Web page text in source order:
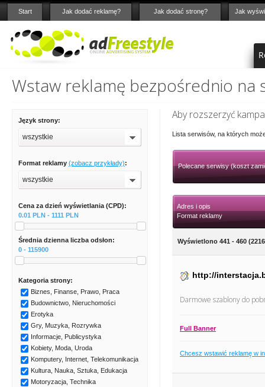
Start Jak dodać reklamę? Jak dodać stronę? Jak
Wstaw reklamę bezpośrednio na
Język strony:
wszystkie
Format reklamy (zobacz przykłady):
wszystkie
Cena za dzień wyświetlania (CPD):
0.01 PLN - 1111 PLN
Średnia dzienna liczba odsłon:
0 - 115900
Kategoria strony:
Biznes, Finanse, Prawo, Praca
Budownictwo, Nieruchomości
Erotyka
Gry, Muzyka, Rozrywka
Informacje, Publicystyka
Kobiety, Moda, Uroda
Komputery, Internet, Telekomunikacja
Kultura, Nauka, Sztuka, Edukacja
Motoryzacja, Technika
Aby rozszerzyć
Lista serwisów, na których
Polecane serwisy (koszt
Adres i opis
Format reklamy
Wyświetlono 441 - 460
http://
Darmowe szablony do
Full Banner
Chcesz wstawić reklamę w